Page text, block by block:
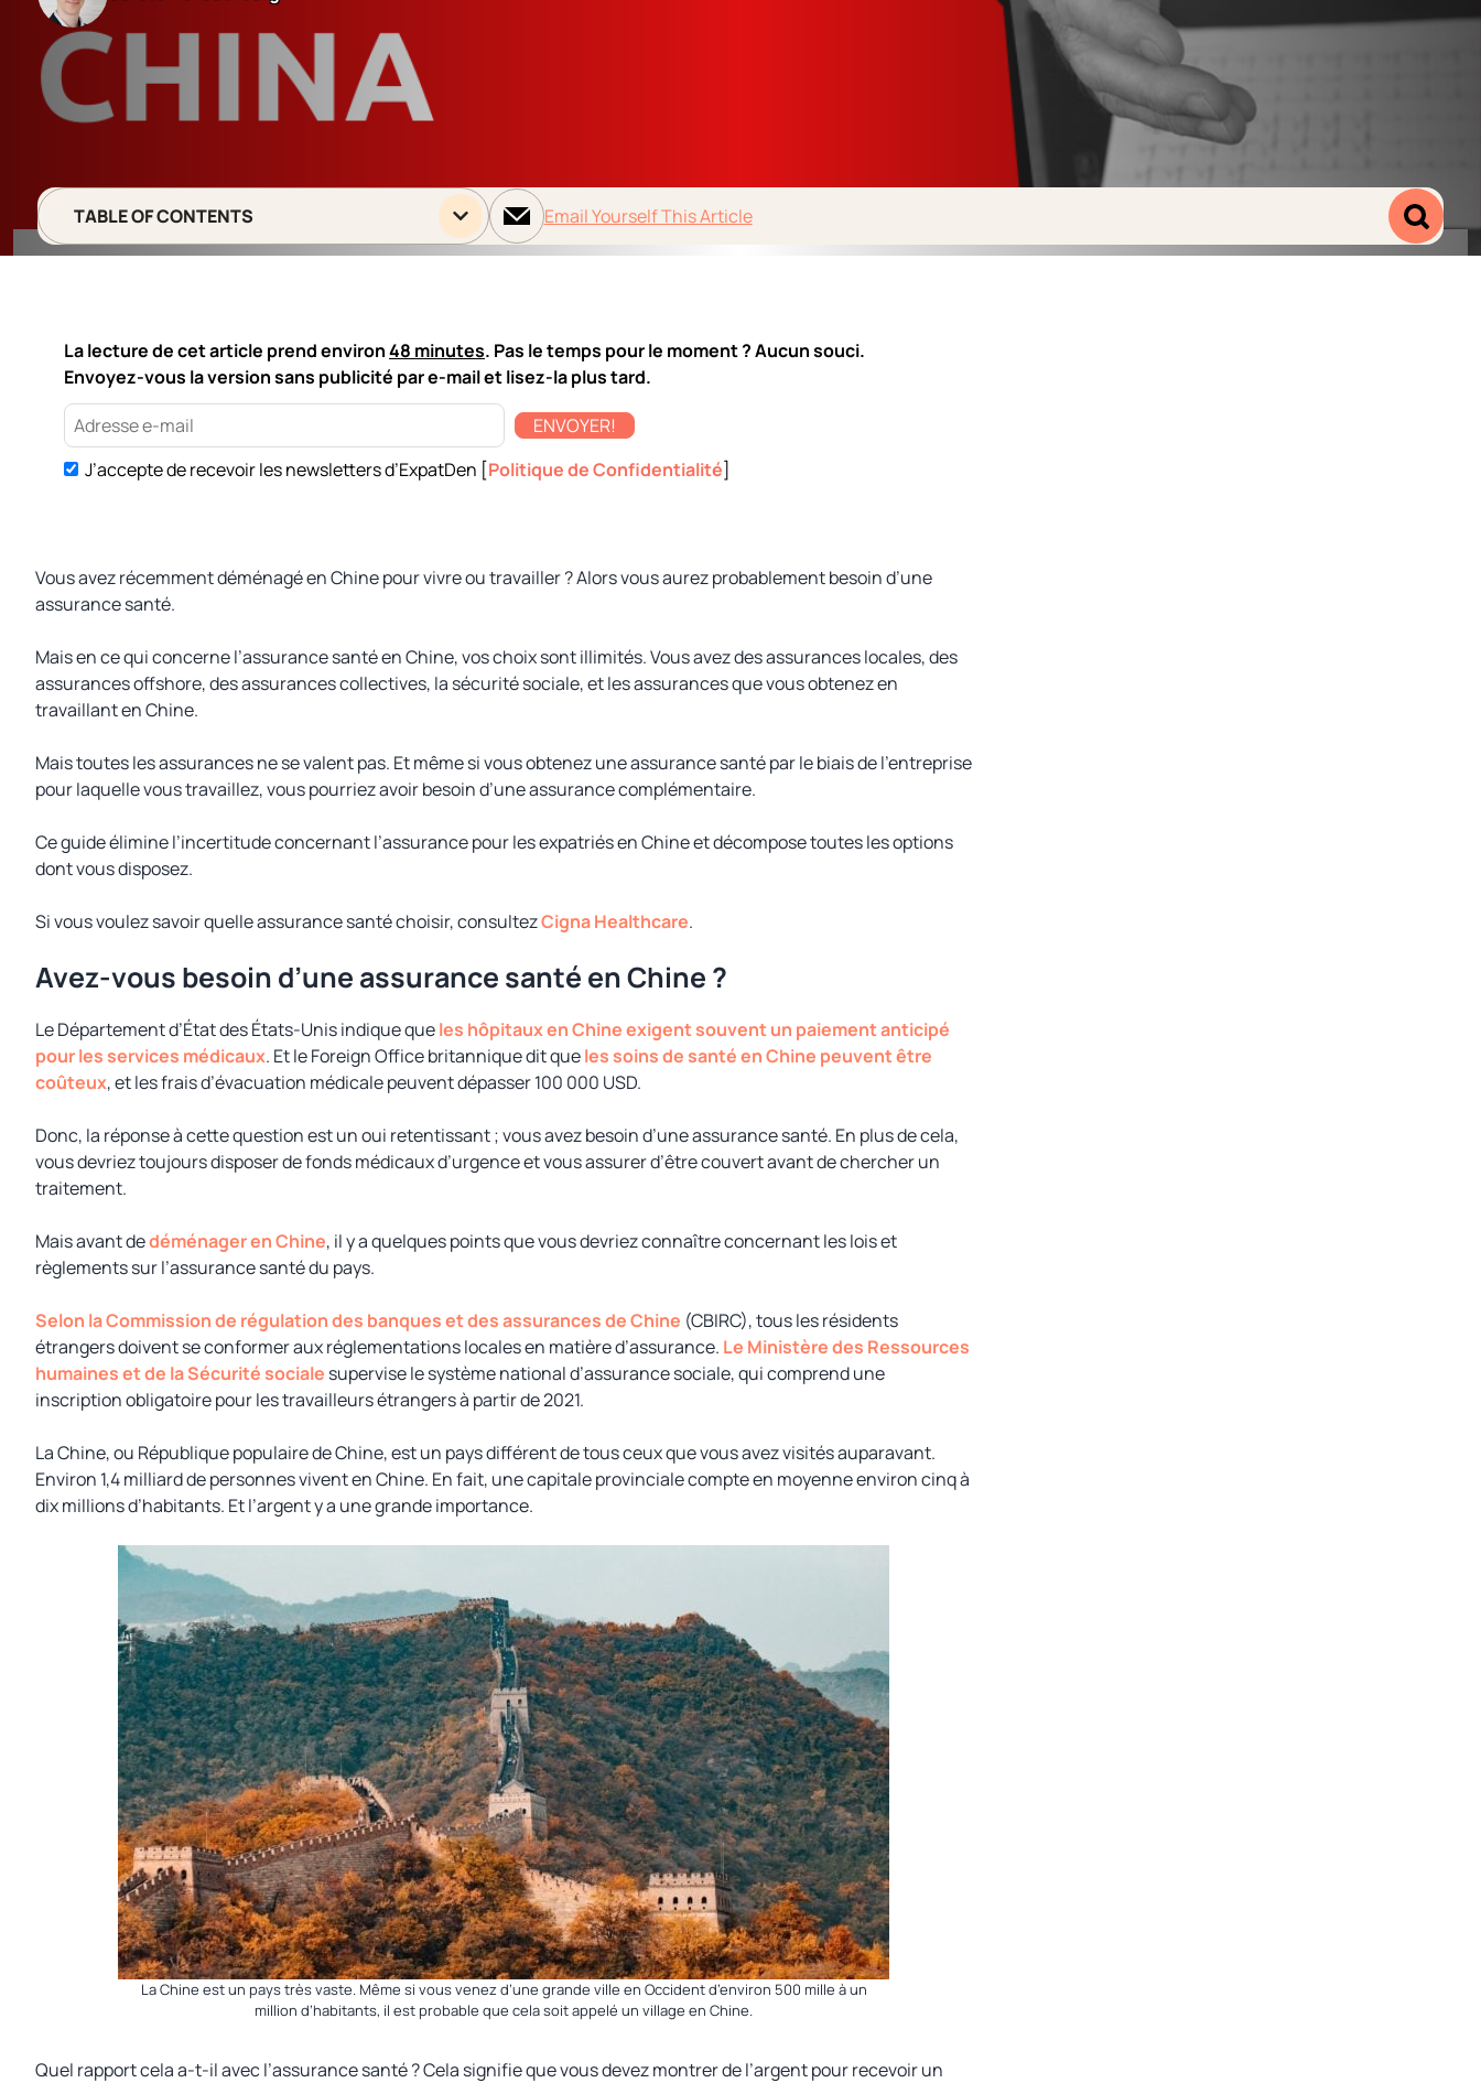
TABLE OF CONTENTS Email Yourself This Article
La lecture de cet article prend environ48 minutes. Pas le temps pour le moment ? Aucun souci.
Envoyez-vous la version sans publicité par e-mail et lisez-la plus tard.
ENVOYER!
J’accepte de recevoir les newsletters d’ExpatDen [Politique de Confidentialité]
Vous avez récemment déménagé en Chine pour vivre ou travailler ? Alors vous aurez probablement besoin d’une
assurance santé.
Mais en ce qui concerne l’assurance santé en Chine, vos choix sont illimités. Vous avez des assurances locales, des
assurances offshore, des assurances collectives, la sécurité sociale, et les assurances que vous obtenez en
travaillant en Chine.
Mais toutes les assurances ne se valent pas. Et même si vous obtenez une assurance santé par le biais de l’entreprise
pour laquelle vous travaillez, vous pourriez avoir besoin d’une assurance complémentaire.
Ce guide élimine l’incertitude concernant l’assurance pour les expatriés en Chine et décompose toutes les options
dont vous disposez.
Si vous voulez savoir quelle assurance santé choisir, consultezCigna Healthcare.
Avez-vous besoin d’une assurance santé en Chine ?
Le Département d’État des États-Unis indique queles hôpitaux en Chine exigent souvent un paiement anticipé
pour les services médicaux. Et le Foreign Office britannique dit queles soins de santé en Chine peuvent être
coûteux, et les frais d’évacuation médicale peuvent dépasser 100 000 USD.
Donc, la réponse à cette question est un oui retentissant ; vous avez besoin d’une assurance santé. En plus de cela,
vous devriez toujours disposer de fonds médicaux d’urgence et vous assurer d’être couvert avant de chercher un
traitement.
Mais avant dedéménager en Chine, il y a quelques points que vous devriez connaître concernant les lois et
règlements sur l’assurance santé du pays.
Selon la Commission de régulation des banques et des assurances de Chine (CBIRC), tous les résidents
étrangers doivent se conformer aux réglementations locales en matière d’assurance. Le Ministère des Ressources
humaines et de la Sécurité sociale supervise le système national d’assurance sociale, qui comprend une
inscription obligatoire pour les travailleurs étrangers à partir de 2021.
La Chine, ou République populaire de Chine, est un pays différent de tous ceux que vous avez visités auparavant.
Environ 1,4 milliard de personnes vivent en Chine. En fait, une capitale provinciale compte en moyenne environ cinq à
dix millions d’habitants. Et l’argent y a une grande importance.
La Chine est un pays très vaste. Même si vous venez d’une grande ville en Occident d’environ 500 mille à un
million d’habitants, il est probable que cela soit appelé un village en Chine.
Quel rapport cela a-t-il avec l’assurance santé ? Cela signifie que vous devez montrer de l’argent pour recevoir un